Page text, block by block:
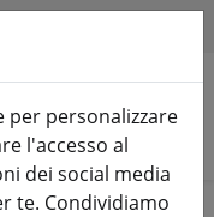
per personalizzare
l'accesso al
dei social media
te. Condividiamo